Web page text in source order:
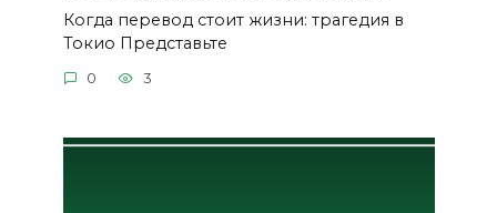
Когда перевод стоит жизни: трагедия в
Токио Представьте
0 3